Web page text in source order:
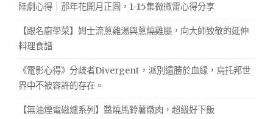
陸劇心得｜那年花開月正圓，1-15集微微雷心得分享
【跟名廚學菜】姆士流蔥雞湯與蔥燒雞腿，向大師致敬的延伸
料理食譜
《電影心得》分歧者Divergent，派別遠勝於血緣，烏托邦世
界中不被容許的存在。
【無油煙電磁爐系列】醬燒馬鈴薯燉肉，超級好下飯